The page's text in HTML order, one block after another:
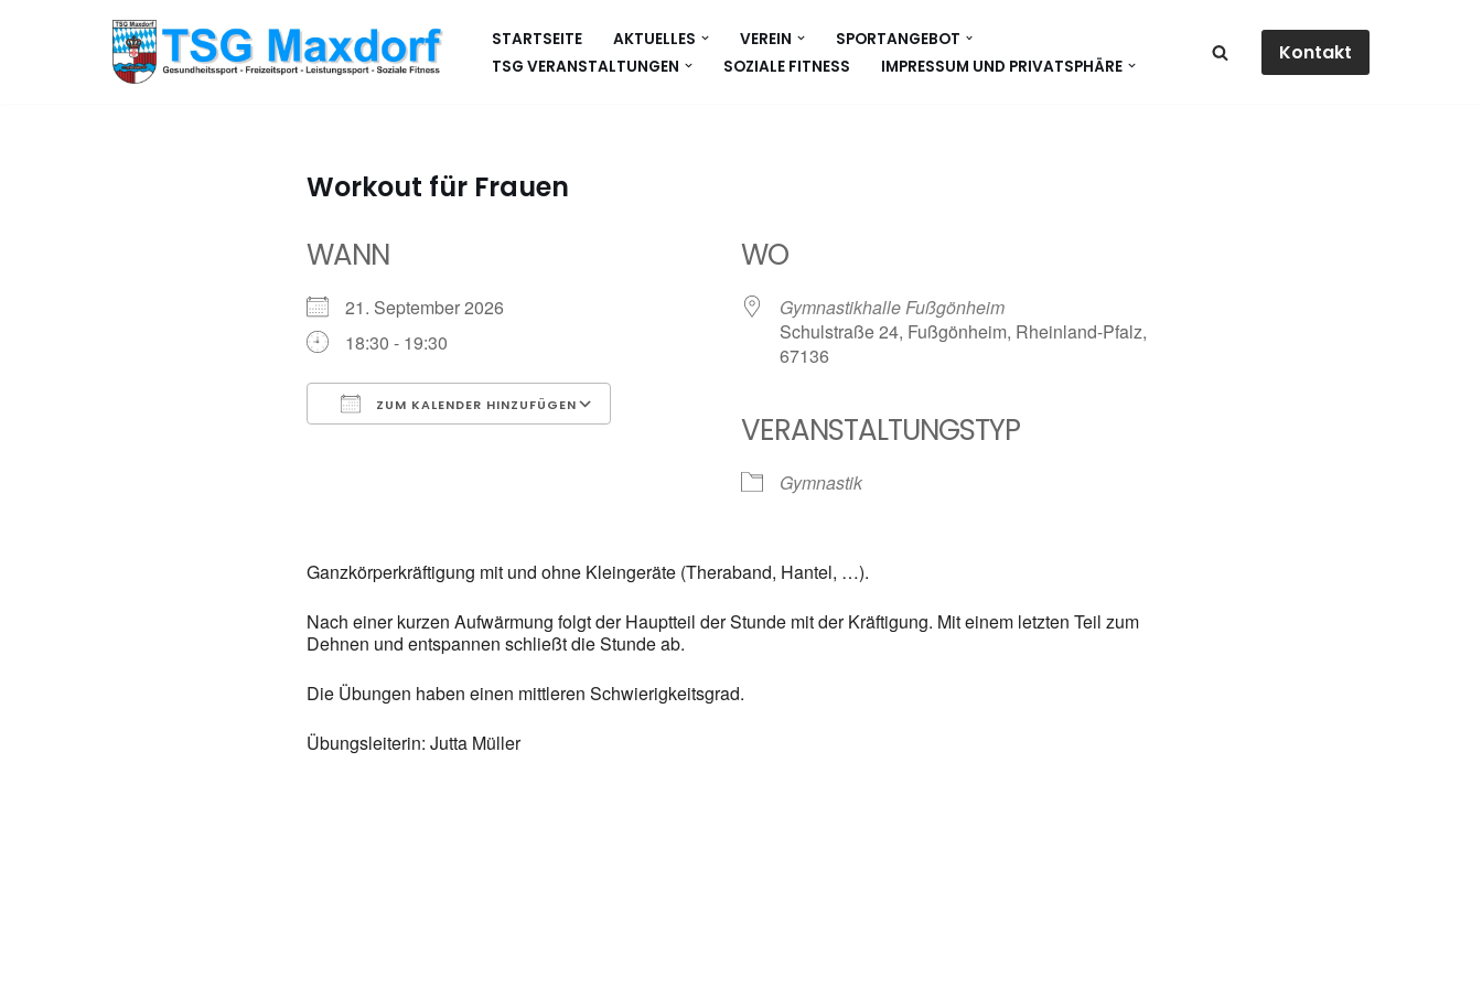
STARTSEITE AKTUELLES VEREIN
SPORTANGEBOT
TSG VERANSTALTUNGEN
SOZIALE FITNESS IMPRESSUM UND PRIVATSPHÄRE
Kontakt
Workout für Frauen
WANN
21. September 2026
18:30 - 19:30
ZUM KALENDER HINZUFÜGEN
Google Kalender iCalendar
WO
Gymnastikhalle Fußgönheim
Schulstraße 24, Fußgönheim, Rheinland-Pfalz,
67136
VERANSTALTUNGSTYP
Gymnastik
Ganzkörperkräftigung mit und ohne Kleingeräte (Theraband, Hantel, …).
Nach einer kurzen Aufwärmung folgt der Hauptteil der Stunde mit der Kräftigung. Mit einem letzten Teil zum
Dehnen und entspannen schließt die Stunde ab.
Die Übungen haben einen mittleren Schwierigkeitsgrad.
Übungsleiterin: Jutta Müller